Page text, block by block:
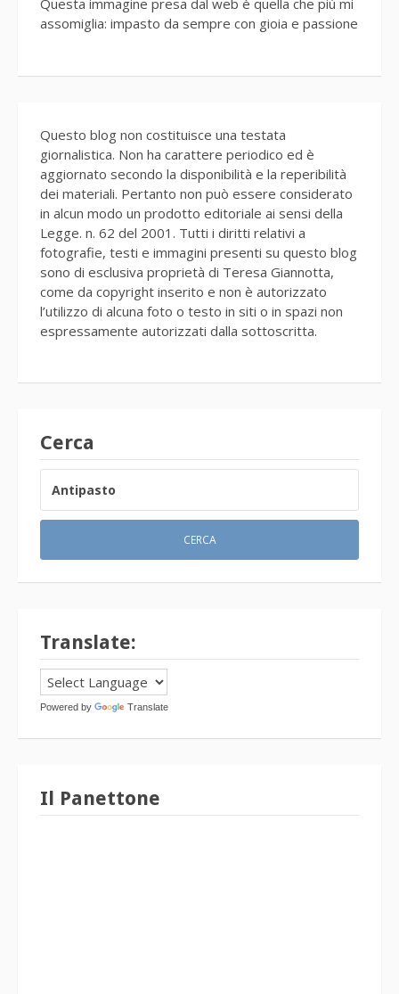
assomiglia: impasto da sempre con gioia e passione
Questo blog non costituisce una testata
giornalistica. Non ha carattere periodico ed è
aggiornato secondo la disponibilità e la reperibilità
dei materiali. Pertanto non può essere considerato
in alcun modo un prodotto editoriale ai sensi della
Legge. n. 62 del 2001. Tutti i diritti relativi a
fotografie, testi e immagini presenti su questo blog
sono di esclusiva proprietà di Teresa Giannotta,
come da copyright inserito e non è autorizzato
l’utilizzo di alcuna foto o testo in siti o in spazi non
espressamente autorizzati dalla sottoscritta.
Cerca
PER:
Translate:
Powered by Translate
Il Panettone